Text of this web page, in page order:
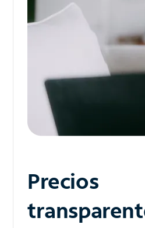
Precios